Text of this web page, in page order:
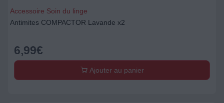
Accessoire Soin du linge
Antimites COMPACTOR Lavande x2
6,99€
Ajouter au panier